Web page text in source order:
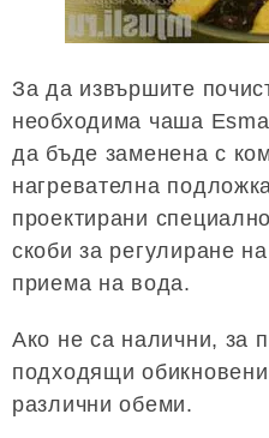
За да извършите
необходима чаша
да бъде заменена с
нагревателна
проектирани
скоби за регулиране
приема на вода.
Ако не са налични, за
подходящи
различни обеми.